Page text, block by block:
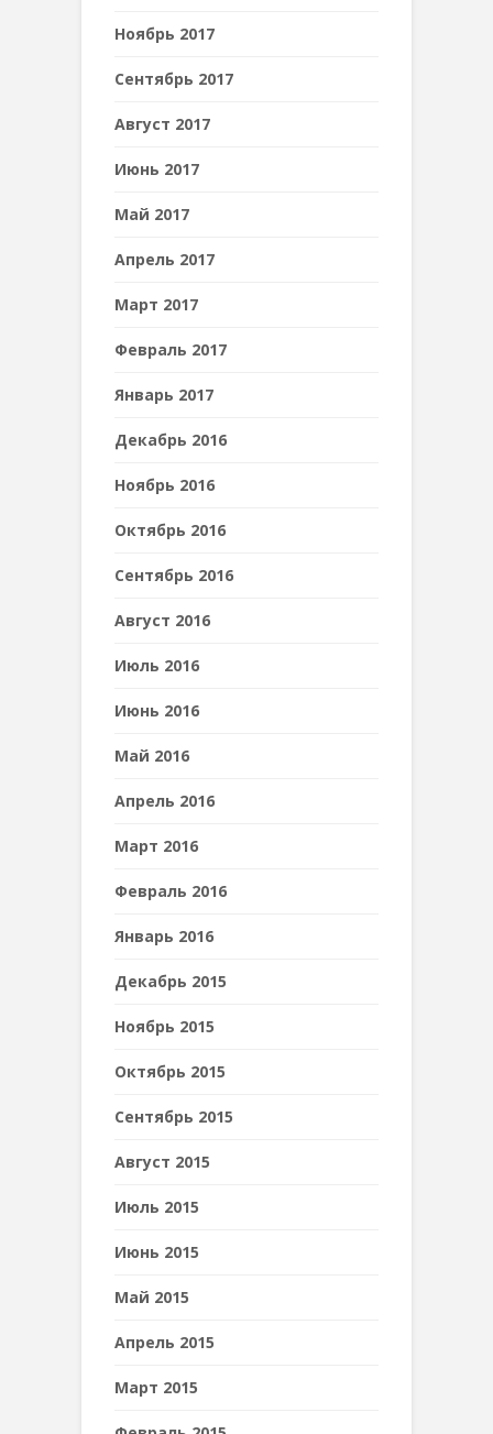
Ноябрь 2017
Сентябрь 2017
Август 2017
Июнь 2017
Май 2017
Апрель 2017
Март 2017
Февраль 2017
Январь 2017
Декабрь 2016
Ноябрь 2016
Октябрь 2016
Сентябрь 2016
Август 2016
Июль 2016
Июнь 2016
Май 2016
Апрель 2016
Март 2016
Февраль 2016
Январь 2016
Декабрь 2015
Ноябрь 2015
Октябрь 2015
Сентябрь 2015
Август 2015
Июль 2015
Июнь 2015
Май 2015
Апрель 2015
Март 2015